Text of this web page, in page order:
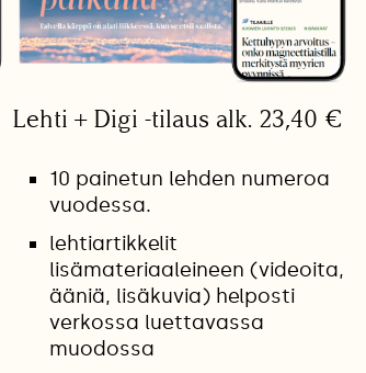
Lehti + Digi -tilaus alk. 23,40 €
10 painetun lehden numeroa
vuodessa.
lehtiartikkelit
lisämateriaaleineen (videoita,
ääniä, lisäkuvia) helposti
verkossa luettavassa
muodossa